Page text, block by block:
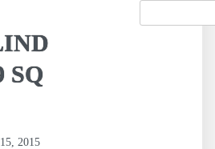
SQ
2015